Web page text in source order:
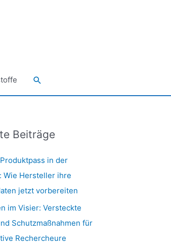
Suchen
Beiträge
in der
Wie Hersteller ihre
jetzt vorbereiten
im Visier: Versteckte
Schutzmaßnahmen für
Rechercheure